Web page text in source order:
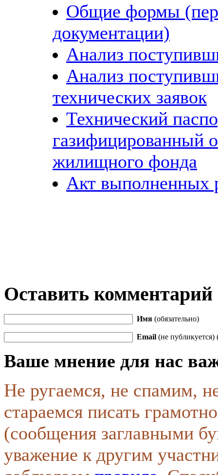
Общие формы
документации)
Анализ
Анализ
технических заявок
Технический
газифицированный
жилищного фонда
Акт выполненных
Оставить комментарий
Имя (обязательно)
Email (не публикуется)
Ваше мнение для нас
Не ругаемся, не спамим,
стараемся писать
(сообщения заглавными
уважение к другим